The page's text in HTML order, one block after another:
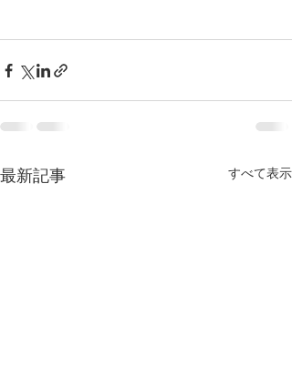
最新記事 すべて表示